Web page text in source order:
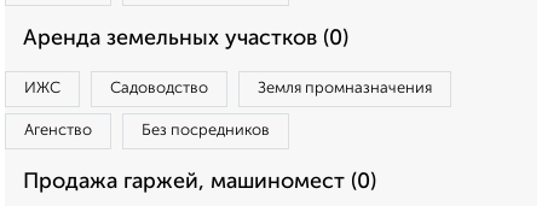
Аренда земельных участков (0)
ИЖС Садоводство Земля промназначения
Агенство Без посредников
Продажа гаржей, машиномест (0)